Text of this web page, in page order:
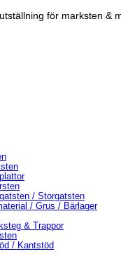
för marksten &
/ Storgatsten
/ Grus / Bärlager
& Trappor
/ Kantstöd